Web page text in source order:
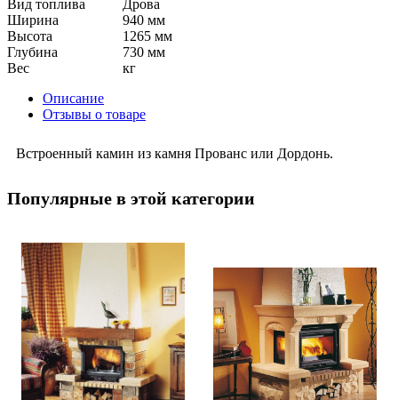
Вид топлива
Дрова
Ширина
940 мм
Высота
1265 мм
Глубина
730 мм
Вес
кг
Описание
Отзывы о товаре
Встроенный камин из камня Прованс или Дордонь.
Популярные в этой категории